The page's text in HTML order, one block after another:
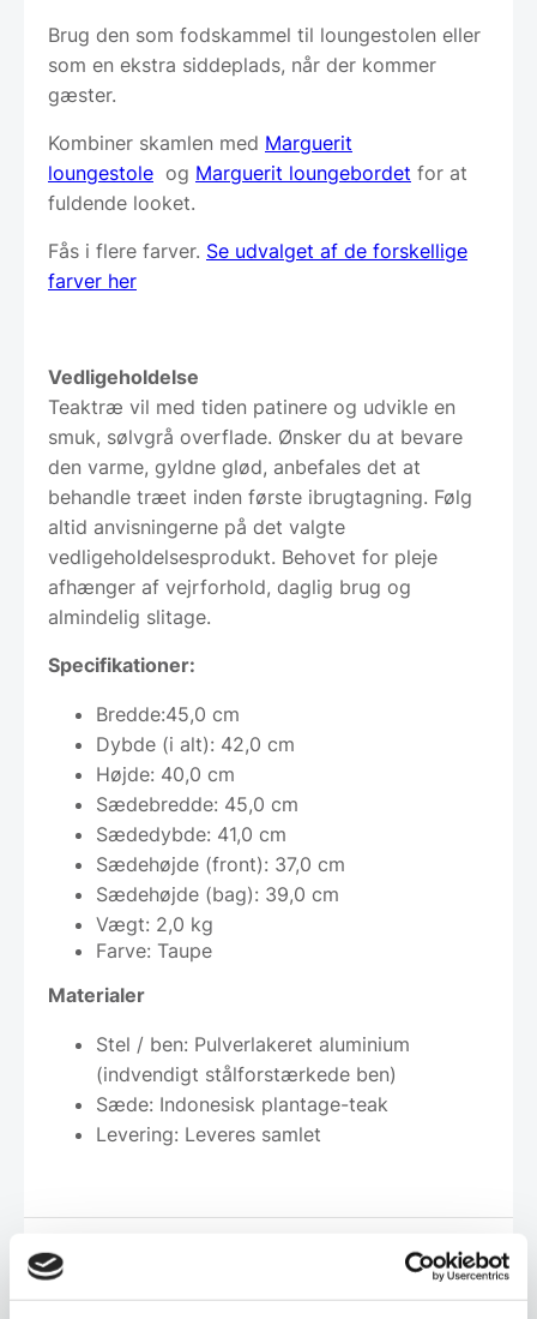
Brug den som fodskammel til loungestolen eller
som en ekstra siddeplads, når der kommer
gæster. ​​​
Kombiner skamlen med Marguerit
loungestole og Marguerit loungebordet for at
fuldende looket.​
Fås i flere farver. Se udvalget af de forskellige
farver her
Vedligeholdelse
Teaktræ vil med tiden patinere og udvikle en
smuk, sølvgrå overflade. Ønsker du at bevare
den varme, gyldne glød, anbefales det at
behandle træet inden første ibrugtagning. Følg
altid anvisningerne på det valgte
vedligeholdelsesprodukt. Behovet for pleje
afhænger af vejrforhold, daglig brug og
almindelig slitage.
Specifikationer:
Bredde:45,0 cm
Dybde (i alt): 42,0 cm
Højde: 40,0 cm
Sædebredde: 45,0 cm
Sædedybde: 41,0 cm
Sædehøjde (front): 37,0 cm
Sædehøjde (bag): 39,0 cm
Vægt: 2,0 kg
Farve: Taupe
Materialer
Stel / ben: Pulverlakeret aluminium
(indvendigt stålforstærkede ben)
Sæde: Indonesisk plantage-teak
Levering: Leveres samlet
Leveringsmetode